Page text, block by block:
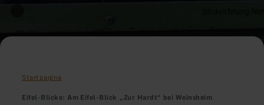
Startpagina
Eifel-Blicke: Am Eifel-Blick „Zur Hardt“ bei Weinsheim